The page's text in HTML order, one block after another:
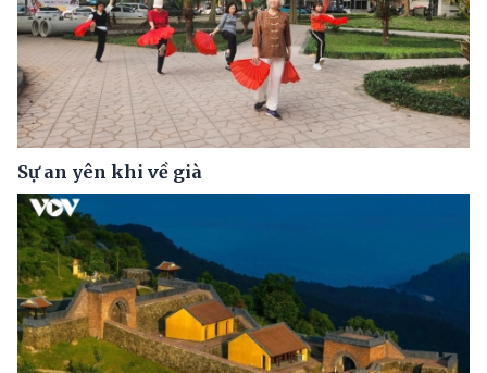
Sự an yên khi về già